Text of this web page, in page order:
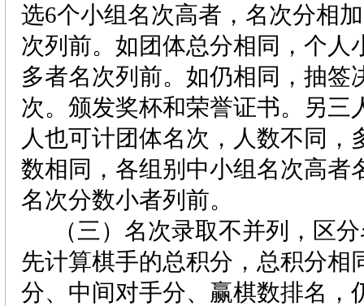
选6个小组名次高者，名次分相
次列前。如团体总分相同，个人
多者名次列前。如仍相同，抽签
次。颁发奖杯和荣誉证书。另三
人也可计团体名次，人数不同，
数相同，各组别中小组名次高者
名次分数小者列前。
（三）名次录取不并列，区
先计算棋手的总积分，总积分相
分、中间对手分、赢棋数排名，